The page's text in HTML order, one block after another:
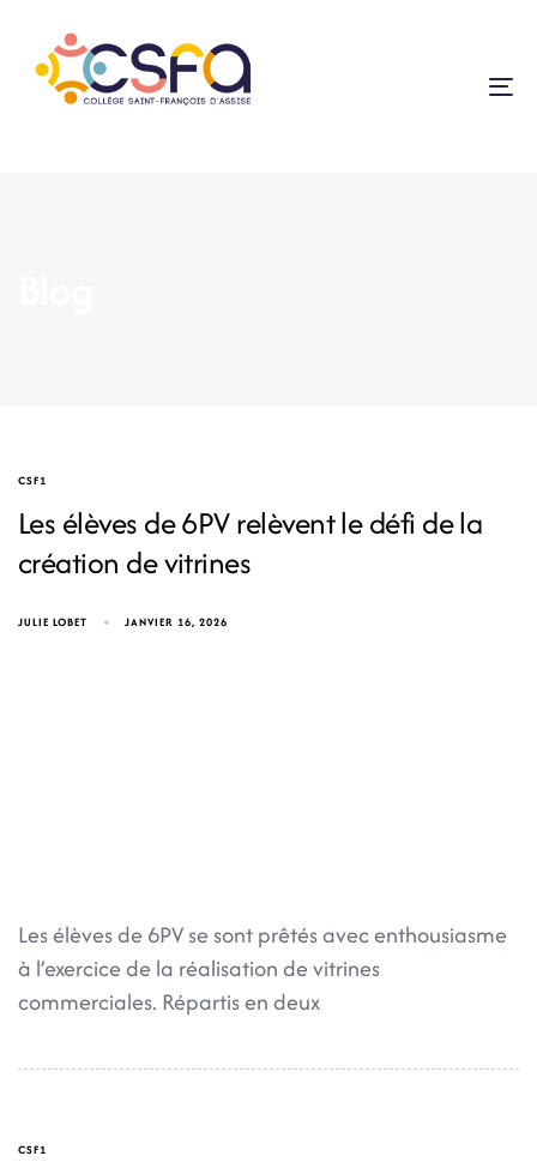
CSF1
Les élèves de 6PV relèvent le défi de la
création de vitrines
JULIE LOBET JANVIER 16, 2026
Les élèves de 6PV se sont prêtés avec enthousiasme
à l’exercice de la réalisation de vitrines
commerciales. Répartis en deux
CSF1